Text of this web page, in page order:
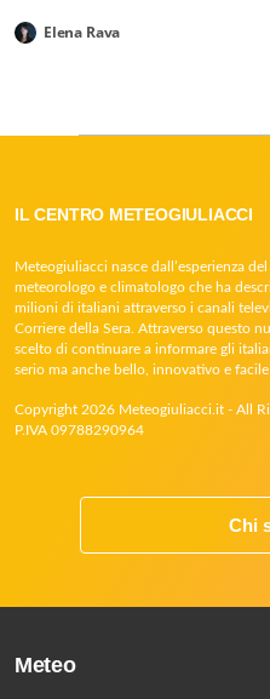
Elena Rava
IL CENTRO METEOGIULIACCI
Meteogiuliacci nasce dall’esperienza
meteorologo e climatologo che ha
milioni di italiani attraverso i canali
Corriere della Sera. Attraverso questo
scelto di continuare a informare gli
serio ma anche bello, innovativo e facile
Copyright 2026 Meteogiuliacci.it - All
P.IVA 09788290964
Chi
Meteo